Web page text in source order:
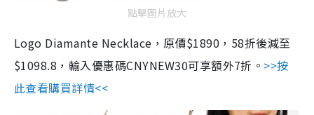
點擊圖片放大
Logo Diamante Necklace，原價$1890，58折後減至
$1098.8，輸入優惠碼CNYNEW30可享額外7折。 >>按
此查看購買詳情<<